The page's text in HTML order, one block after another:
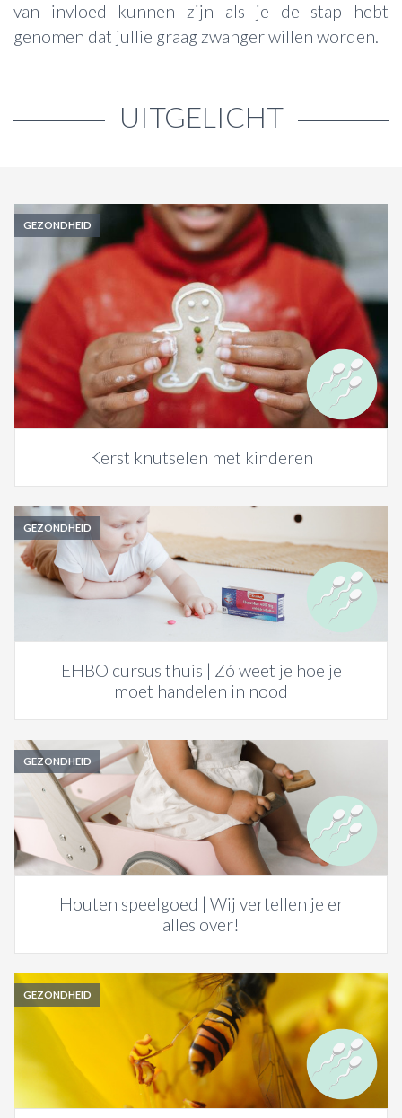
van invloed kunnen zijn als je de stap hebt
genomen dat jullie graag zwanger willen worden.
UITGELICHT
GEZONDHEID
Kerst knutselen met kinderen
GEZONDHEID
EHBO cursus thuis | Zó weet je hoe je
moet handelen in nood
GEZONDHEID
Houten speelgoed | Wij vertellen je er
alles over!
GEZONDHEID